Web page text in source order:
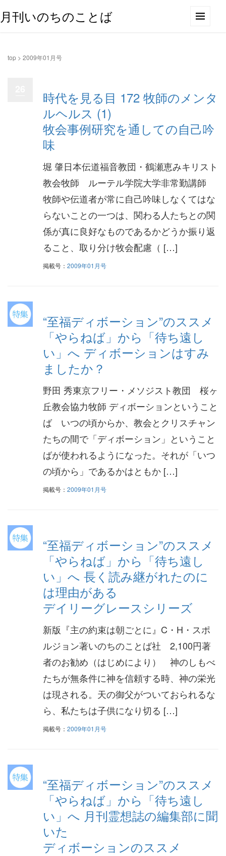
月刊いのちのことば
top > 2009年01月号
時代を見る目 172 牧師のメンタ
ルヘルス (1)
牧会事例研究を通しての自己吟
味
堀 肇日本伝道福音教団・鶴瀬恵みキリスト
教会牧師 ルーテル学院大学非常勤講師
牧師や伝道者が常に自己吟味しなくてはな
らないことの一つは、関わる人たちとの関
係が真に良好なものであるかどうか振り返
ること、取り分け牧会配慮（ […]
掲載号： 2009年01月号
“至福ディボーション”のススメ
「やらねば」から「待ち遠し
い」へ ディボーションはすみ
ましたか？
野田 秀東京フリー・メソジスト教団 桜ヶ
丘教会協力牧師 ディボーションということ
ば いつの頃からか、教会とクリスチャン
たちの間で「ディボーション」ということ
ばが使われるようになった。それが「いつ
の頃から」であるかはともか […]
掲載号： 2009年01月号
“至福ディボーション”のススメ
「やらねば」から「待ち遠し
い」へ 長く読み継がれたのに
は理由がある
デイリーグレースシリーズ
新版『主の約束は朝ごとに』C・H・スポ
ルジョン著いのちのことば社 2,100円著
者のお勧め（はじめにより） 神のしもべ
たちが無条件に神を信頼する時、神の栄光
は現される。天の御父がついておられるな
ら、私たちは子供になり切る […]
掲載号： 2009年01月号
“至福ディボーション”のススメ
「やらねば」から「待ち遠し
い」へ 月刊霊想誌の編集部に聞
いた
ディボーションのススメ